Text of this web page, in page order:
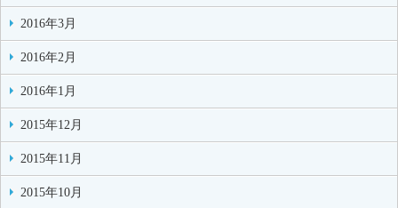
2016年3月
2016年2月
2016年1月
2015年12月
2015年11月
2015年10月